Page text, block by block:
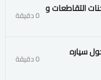
التقاطعات و 0 دقيقة
سياره 0 دقيقة